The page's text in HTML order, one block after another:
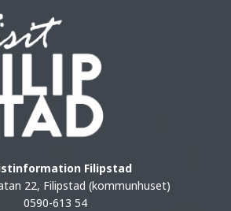
Filipstad
22, Filipstad (kommunhuset)
0590-613 54